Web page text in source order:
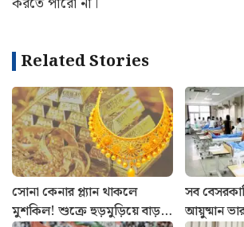
Related Stories
সোনা কেনার প্ল্যান থাকলে
মুশকিল! শুক্রে হুড়মুড়িয়ে বাড়ল
সব
আয়ুষ্মান